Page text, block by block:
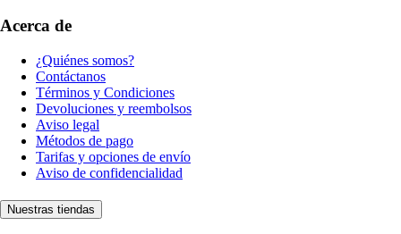
Acerca de
¿Quiénes somos?
Contáctanos
Términos y Condiciones
Devoluciones y reembolsos
Aviso legal
Métodos de pago
Tarifas y opciones de envío
Aviso de confidencialidad
Nuestras tiendas